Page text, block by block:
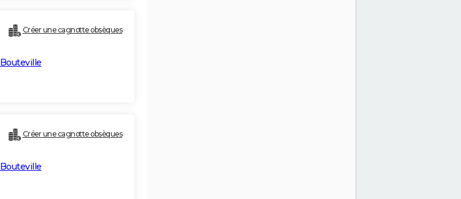
Créer une cagnotte obsèques
Bouteville
Créer une cagnotte obsèques
Bouteville